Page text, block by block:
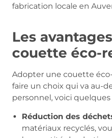
fabrication locale en
Les
couette éco-
Adopter une couette
faire un choix qui va au-
personnel, voici quelques
Réduction des
matériaux recyclés,